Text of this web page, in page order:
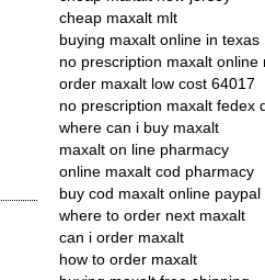
cheap maxalt mlt
buying maxalt online in texas
no prescription maxalt online
order maxalt low cost 64017
no prescription maxalt fedex
where can i buy maxalt
maxalt on line pharmacy
online maxalt cod pharmacy
buy cod maxalt online paypal
where to order next maxalt
can i order maxalt
how to order maxalt